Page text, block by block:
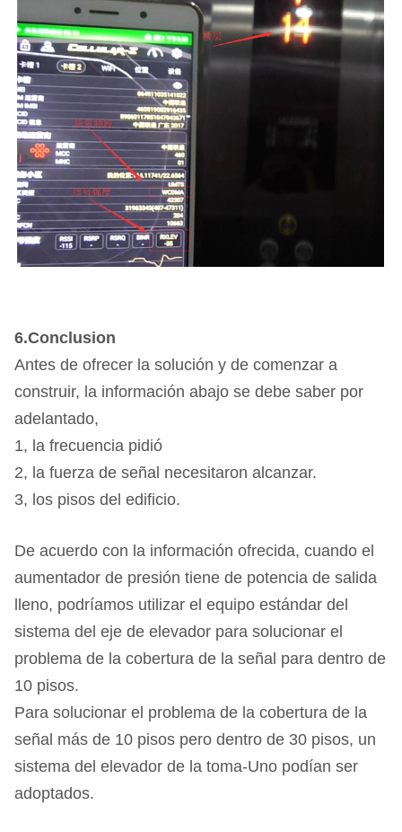
6.Conclusion
Antes de ofrecer la solución y de comenzar a
construir, la información abajo se debe saber por
adelantado,
1, la frecuencia pidió
2, la fuerza de señal necesitaron alcanzar.
3, los pisos del edificio.
De acuerdo con la información ofrecida, cuando el
aumentador de presión tiene de potencia de salida
lleno, podríamos utilizar el equipo estándar del
sistema del eje de elevador para solucionar el
problema de la cobertura de la señal para dentro de
10 pisos.
Para solucionar el problema de la cobertura de la
señal más de 10 pisos pero dentro de 30 pisos, un
sistema del elevador de la toma-Uno podían ser
adoptados.